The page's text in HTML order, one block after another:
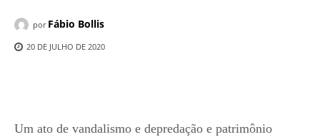
por Fábio Bollis
20 DE JULHO DE 2020
Um ato de vandalismo e depredação e patrimônio